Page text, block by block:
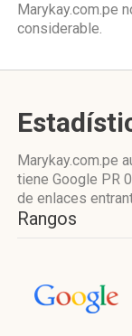
Marykay.com.pe
considerable.
Marykay.com.pe
tiene Google PR
de enlaces
Rangos